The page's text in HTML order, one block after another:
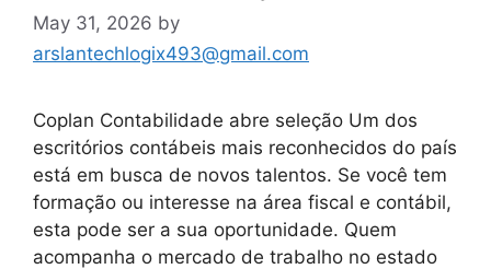
May 31, 2026 by
arslantechlogix493@gmail.com
Coplan Contabilidade abre seleção Um dos
escritórios contábeis mais reconhecidos do país
está em busca de novos talentos. Se você tem
formação ou interesse na área fiscal e contábil,
esta pode ser a sua oportunidade. Quem
acompanha o mercado de trabalho no estado